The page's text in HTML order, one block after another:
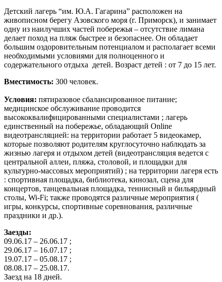
Детский лагерь “им. Ю.А. Гагарина” расположен на
живописном берегу Азовского моря (г. Приморск), и занимает
одну из наилучших частей побережья – отсутствие лимана
делает поход на пляж быстрее и безопаснее. Он обладает
большим оздоровительным потенциалом и располагает всеми
необходимыми условиями для полноценного и
содержательного отдыха детей. Возраст детей : от 7 до 15 лет.
Вместимость: 300 человек.
Условия: пятиразовое сбалансированное питание;
медицинское обслуживание проводится
высококвалифицированными специалистами ; лагерь
единственный на побережье, обладающий Online
видеотрансляцией: на территории работает 5 видеокамер,
которые позволяют родителям круглосуточно наблюдать за
жизнью лагеря и отдыхом детей (видеотрансляция ведется с
центральной аллеи, пляжа, столовой, и площадки для
культурно-массовых мероприятий) ; на территории лагеря есть
: спортивная площадка, библиотека, кинозал, сцена для
концертов, танцевальная площадка, теннисный и бильярдный
столы, Wi-Fi; также проводятся различные мероприятия (
игры, конкурсы, спортивные соревнования, различные
праздники и др.).
Заезды:
09.06.17 – 26.06.17 ;
29.06.17 – 16.07.17 ;
19.07.17 – 05.08.17 ;
08.08.17 – 25.08.17.
Заезд на 18 дней.